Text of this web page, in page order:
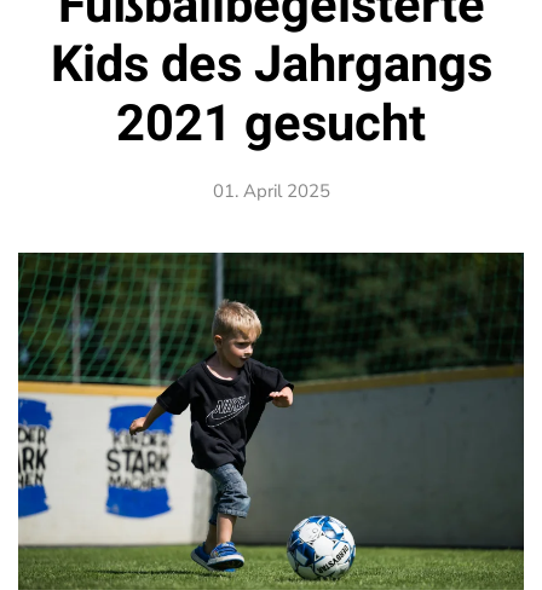
Kids des Jahrgangs
2021 gesucht
01. April 2025